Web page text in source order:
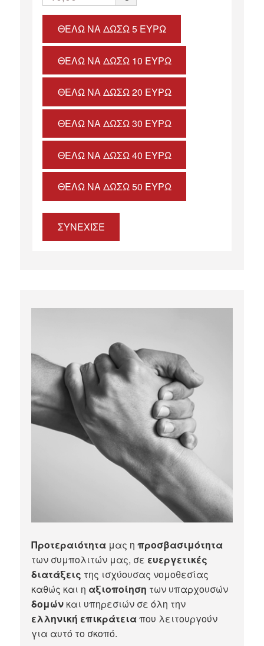
ΘΈΛΩ ΝΑ ΔΏΣΩ 5 ΕΥΡΏ
ΘΈΛΩ ΝΑ ΔΏΣΩ 10 ΕΥΡΏ
ΘΈΛΩ ΝΑ ΔΏΣΩ 20 ΕΥΡΏ
ΘΈΛΩ ΝΑ ΔΏΣΩ 30 ΕΥΡΏ
ΘΈΛΩ ΝΑ ΔΏΣΩ 40 ΕΥΡΏ
ΘΈΛΩ ΝΑ ΔΏΣΩ 50 ΕΥΡΏ
ΣΥΝΕΧΙΣΕ
Προτεραιότητα μας ηπροσβασιμότητα
των συμπολιτών μας, σε ευεργετικές
διατάξεις της ισχύουσας νομοθεσίας
καθώς και η αξιοποίηση των υπαρχουσών
δομών και υπηρεσιών σε όλη την
ελληνική επικράτειαπου λειτουργούν
για αυτό το σκοπό.​